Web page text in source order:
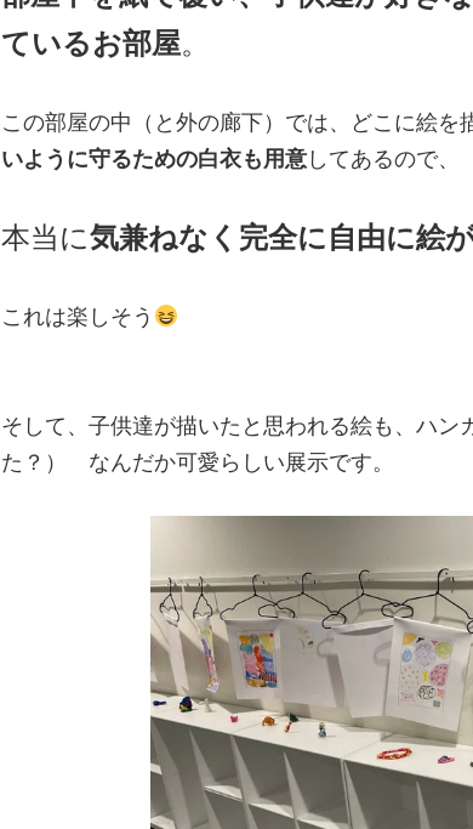
ているお部屋。
この部屋の中（と外の廊下）では、どこに絵を
いように守るための白衣も用意してあるので、
本当に気兼ねなく完全に自由に絵
これは楽しそう
そして、子供達が描いたと思われる絵も、ハ
た？） なんだか可愛らしい展示です。